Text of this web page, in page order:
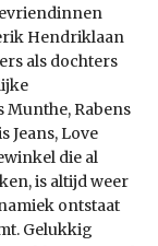
Hendrik­laan
als dochters
Rabens
Jeans, Love
die al
is altijd weer
ontstaat
Gelukkig